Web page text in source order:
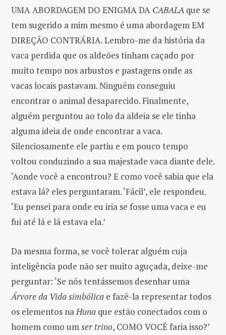
UMA ABORDAGEM DO ENIGMA DA CABALA que se
tem sugerido a mim mesmo é uma abordagem EM
DIREÇÃO CONTRÁRIA. Lembro-me da história da
vaca perdida que os aldeões tinham caçado por
muito tempo nos arbustos e pastagens onde as
vacas locais pastavam. Ninguém conseguiu
encontrar o animal desaparecido. Finalmente,
alguém perguntou ao tolo da aldeia se ele tinha
alguma ideia de onde encontrar a vaca.
Silenciosamente ele partiu e em pouco tempo
voltou conduzindo a sua majestade vaca diante dele.
‘Aonde você a encontrou? E como você sabia que ela
estava lá? eles perguntaram. ‘Fácil’, ele respondeu.
‘Eu pensei para onde eu iria se fosse uma vaca e eu
fui até lá e lá estava ela.’
Da mesma forma, se você tolerar alguém cuja
inteligência pode não ser muito aguçada, deixe-me
perguntar: ‘Se nós tentássemos desenhar uma
Árvore da Vida simbólica e fazê-la representar todos
os elementos naHuna que estão conectados com o
homem como umser trino, COMO VOCÊ faria isso?’